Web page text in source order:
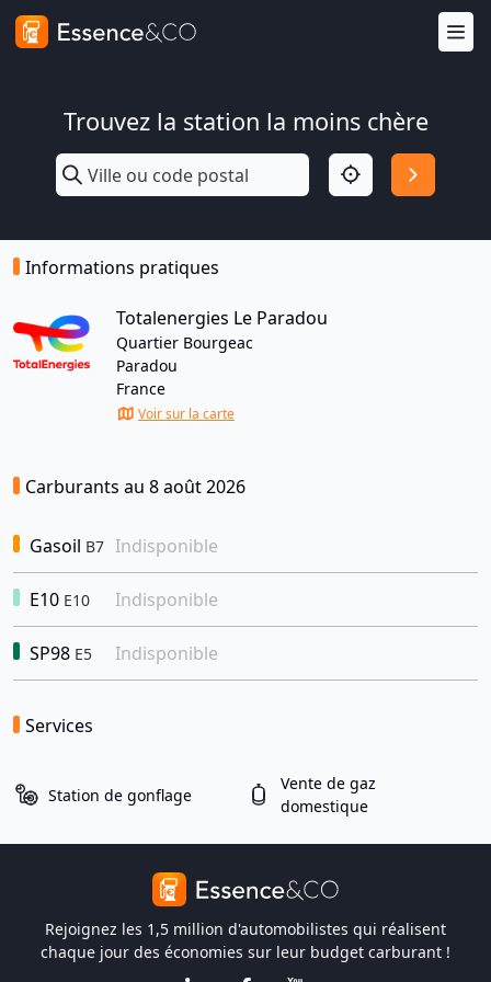
Trouvez la station la moins chère
Informations pratiques
Totalenergies Le Paradou
Quartier Bourgeac
Paradou
France
Voir sur la carte
Carburants au 8 août 2026
Gasoil B7 Indisponible
E10 E10 Indisponible
SP98 E5 Indisponible
Services
Station de gonflage
Vente de gaz
domestique
Rejoignez les 1,5 million d'automobilistes qui réalisent
chaque jour des économies sur leur budget carburant !